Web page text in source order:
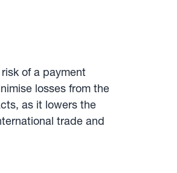
of a payment
losses from the
as it lowers the
trade and